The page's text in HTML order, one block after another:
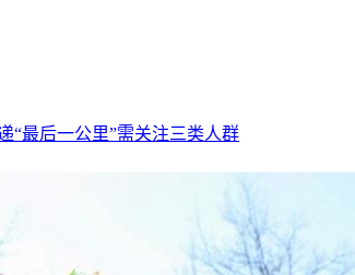
“最后一公里”需关注三类人群